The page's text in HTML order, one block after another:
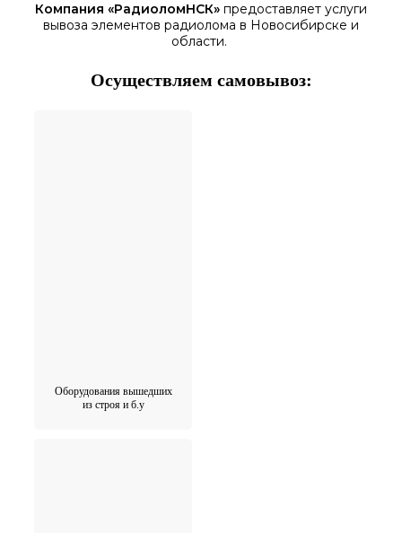
Компания «РадиоломНСК» предоставляет услуги
вывоза элементов радиолома в Новосибирске и
области.
Осуществляем самовывоз:
Оборудования вышедших
из строя и б.у